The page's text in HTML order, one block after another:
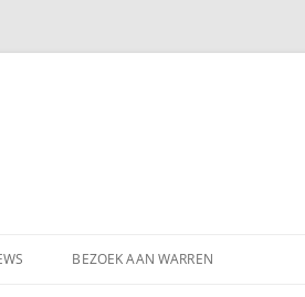
BEZOEK AAN WARREN